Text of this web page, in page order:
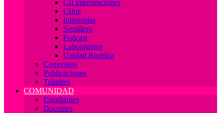
CII intervenciones
CIIne
Intertopías
Semillero
Podcast
Laboratorios
Unidad Bioética
Convenios
Publicaciones
Trámites
COMUNIDAD
Estudiantes
Docentes